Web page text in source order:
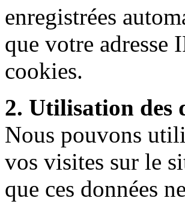
enregistrées
que votre adresse
cookies.
2. Utilisation des
Nous pouvons
vos visites sur le
que ces données